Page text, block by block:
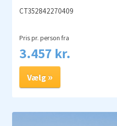
CT352842270409
Pris pr. person fra
3.457 kr.
Vælg